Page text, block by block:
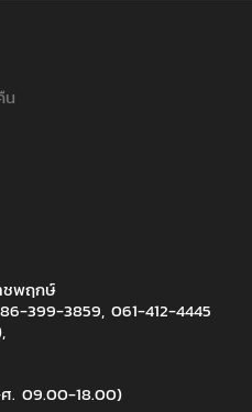
น
ชพฤกษ์
399-3859, 061-412-4445
. 09.00-18.00)